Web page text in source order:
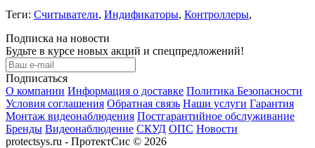
Теги: Считыватели, Индификаторы, Контроллеры,
Подписка на новости
Будьте в курсе новых акций и спецпредложений!
Подписаться
О компании Информация о доставке Политика Безопасности
Условия соглашения Обратная связь Наши услуги Гарантия
Монтаж видеонаблюдения Постгарантийное обслуживание
Бренды Видеонаблюдение СКУД ОПС Новости
protectsys.ru - ПротектСис © 2026